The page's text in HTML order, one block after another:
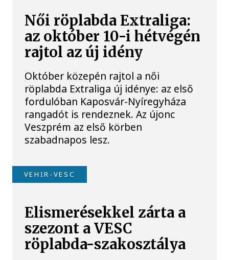
Női röplabda Extraliga:
az október 10-i hétvégén
rajtol az új idény
Október közepén rajtol a női
röplabda Extraliga új idénye: az első
fordulóban Kaposvár-Nyíregyháza
rangadót is rendeznek. Az újonc
Veszprém az első körben
szabadnapos lesz.
VEHIR-VESC
Elismerésekkel zárta a
szezont a VESC
röplabda-szakosztálya